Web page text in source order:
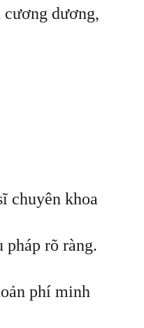
dương,
chuyên khoa
rõ ràng.
phí minh